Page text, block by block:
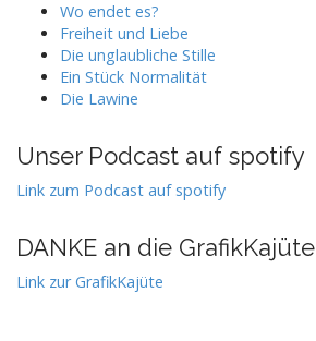
Wo endet es?
Freiheit und Liebe
Die unglaubliche Stille
Ein Stück Normalität
Die Lawine
Unser Podcast auf spotify
Link zum Podcast auf spotify
DANKE an die GrafikKajüte
Link zur GrafikKajüte